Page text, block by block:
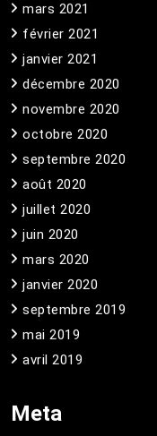
mars 2021
février 2021
janvier 2021
décembre 2020
novembre 2020
octobre 2020
septembre 2020
août 2020
juillet 2020
juin 2020
mars 2020
janvier 2020
septembre 2019
mai 2019
avril 2019
Meta